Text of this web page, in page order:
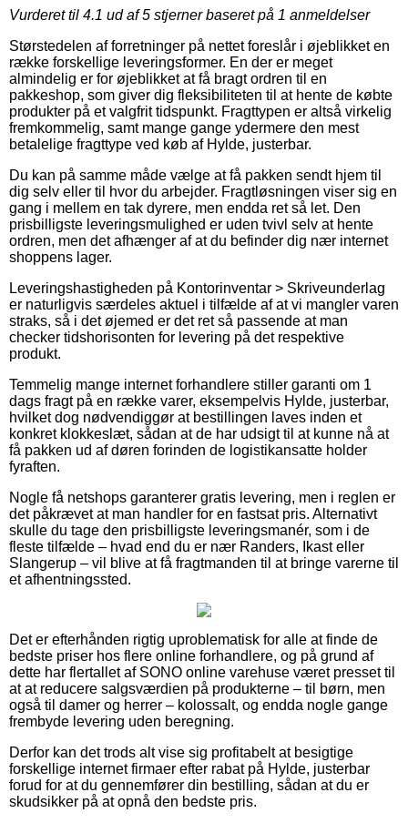
Vurderet til 4.1 ud af 5 stjerner baseret på 1 anmeldelser
Størstedelen af forretninger på nettet foreslår i øjeblikket en
række forskellige leveringsformer. En der er meget
almindelig er for øjeblikket at få bragt ordren til en
pakkeshop, som giver dig fleksibiliteten til at hente de købte
produkter på et valgfrit tidspunkt. Fragttypen er altså virkelig
fremkommelig, samt mange gange ydermere den mest
betalelige fragttype ved køb af Hylde, justerbar.
Du kan på samme måde vælge at få pakken sendt hjem til
dig selv eller til hvor du arbejder. Fragtløsningen viser sig en
gang i mellem en tak dyrere, men endda ret så let. Den
prisbilligste leveringsmulighed er uden tvivl selv at hente
ordren, men det afhænger af at du befinder dig nær internet
shoppens lager.
Leveringshastigheden på Kontorinventar > Skriveunderlag
er naturligvis særdeles aktuel i tilfælde af at vi mangler varen
straks, så i det øjemed er det ret så passende at man
checker tidshorisonten for levering på det respektive
produkt.
Temmelig mange internet forhandlere stiller garanti om 1
dags fragt på en række varer, eksempelvis Hylde, justerbar,
hvilket dog nødvendiggør at bestillingen laves inden et
konkret klokkeslæt, sådan at de har udsigt til at kunne nå at
få pakken ud af døren forinden de logistikansatte holder
fyraften.
Nogle få netshops garanterer gratis levering, men i reglen er
det påkrævet at man handler for en fastsat pris. Alternativt
skulle du tage den prisbilligste leveringsmanér, som i de
fleste tilfælde – hvad end du er nær Randers, Ikast eller
Slangerup – vil blive at få fragtmanden til at bringe varerne til
et afhentningssted.
Det er efterhånden rigtig uproblematisk for alle at finde de
bedste priser hos flere online forhandlere, og på grund af
dette har flertallet af SONO online varehuse været presset til
at at reducere salgsværdien på produkterne – til børn, men
også til damer og herrer – kolossalt, og endda nogle gange
frembyde levering uden beregning.
Derfor kan det trods alt vise sig profitabelt at besigtige
forskellige internet firmaer efter rabat på Hylde, justerbar
forud for at du gennemfører din bestilling, sådan at du er
skudsikker på at opnå den bedste pris.